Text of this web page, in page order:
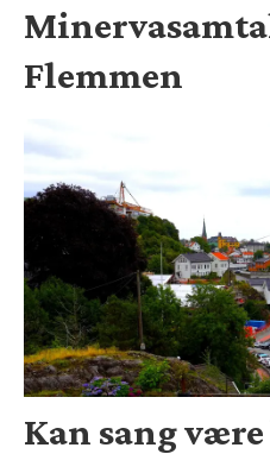
Flemmen
Kan sang